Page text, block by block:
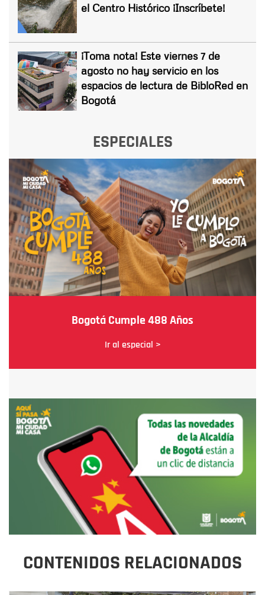
el Centro Histórico ¡Inscríbete!
¡Toma nota! Este viernes 7 de
agosto no hay servicio en los
espacios de lectura de BibloRed en
Bogotá
ESPECIALES
Bogotá Cumple 488 Años
Ir al especial >
CONTENIDOS RELACIONADOS